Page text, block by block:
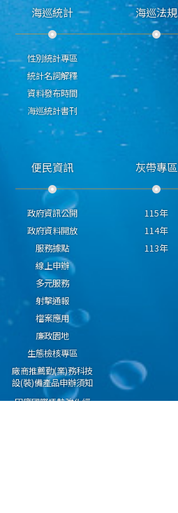
海巡統計
性別統計專區
統計名詞解釋
資料發布時間
海巡統計書刊
海巡法規
便民資訊
政府資訊公開
政府資料開放
服務據點
線上申辦
多元服務
射擊通報
檔案應用
廉政園地
生態檢核專區
廠商推薦勤(業)務科技
設(裝)備產品申辦須知
因應國際情勢強化經
灰帶專區
115年
114年
113年